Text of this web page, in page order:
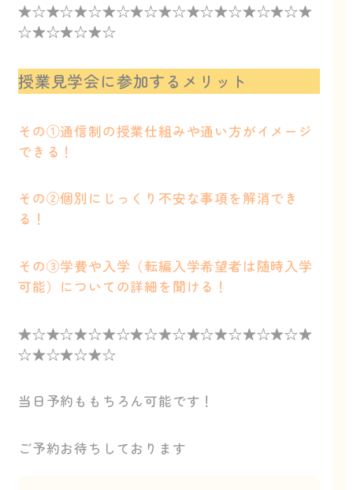
★☆★☆★☆★☆★☆★☆★☆★☆★☆★☆★
☆★☆★☆★☆
授業見学会に参加するメリット
その①通信制の授業仕組みや通い方がイメージ
できる！
その②個別にじっくり不安な事項を解消でき
る！
その③学費や入学（転編入学希望者は随時入学
可能）についての詳細を聞ける！
★☆★☆★☆★☆★☆★☆★☆★☆★☆★☆★
☆★☆★☆★☆
当日予約ももちろん可能です！
ご予約お待ちしております